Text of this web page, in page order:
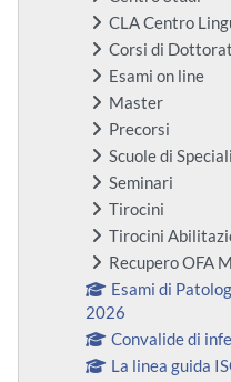
CLA Centro
Corsi di
Esami on line
Master
Precorsi
Scuole di
Seminari
Tirocini
Tirocini
Recupero OFA
Esami di
2026
Convalide di
La linea guida